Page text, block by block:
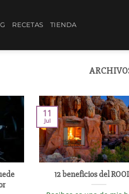
RECETAS TIENDA
12 beneficios del
11
Jul